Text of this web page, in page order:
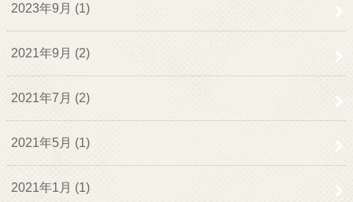
2023年9月 (1)
2021年9月 (2)
2021年7月 (2)
2021年5月 (1)
2021年1月 (1)